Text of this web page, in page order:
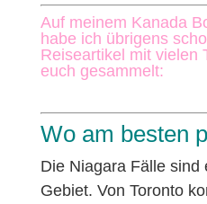
Auf meinem Kanada
habe ich übrigens
Reiseartikel mit vielen
euch gesammelt:
Wo am besten
Die Niagara Fälle sind
Gebiet. Von Toronto